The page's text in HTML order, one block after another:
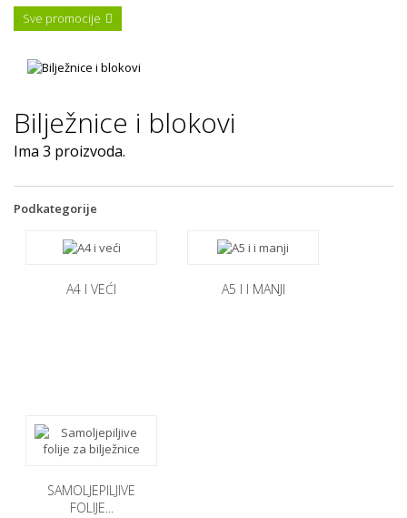
Sve promocije
Bilježnice i blokovi
Ima 3 proizvoda.
Podkategorije
A4 I VEĆI A5 I I MANJI
SAMOLJEPILJIVE
FOLIJE...